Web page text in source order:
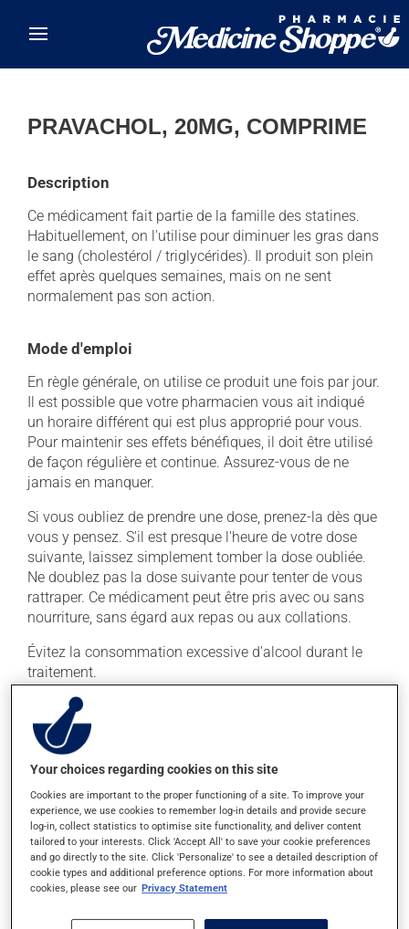
PRAVACHOL, 20MG, COMPRIME
Description
Ce médicament fait partie de la famille des statines.
Habituellement, on l'utilise pour diminuer les gras dans
le sang (cholestérol / triglycérides). Il produit son plein
effet après quelques semaines, mais on ne sent
normalement pas son action.
Mode d'emploi
En règle générale, on utilise ce produit une fois par jour.
Il est possible que votre pharmacien vous ait indiqué
un horaire différent qui est plus approprié pour vous.
Pour maintenir ses effets bénéfiques, il doit être utilisé
de façon régulière et continue. Assurez-vous de ne
jamais en manquer.
Si vous oubliez de prendre une dose, prenez-la dès que
vous y pensez. S'il est presque l'heure de votre dose
suivante, laissez simplement tomber la dose oubliée.
Ne doublez pas la dose suivante pour tenter de vous
rattraper. Ce médicament peut être pris avec ou sans
nourriture, sans égard aux repas ou aux collations.
Évitez la consommation excessive d'alcool durant le
traitement.
Effets indésirables
En plus de ses effets recherchés, ce produit peut à
l'occasion entraîner certains effets indésirables (effets
secondaires), notamment :
il peut causer des maux de tête;
il peut causer de la diarrhée;
il peut causer des nausées ou, rarement, des
Your choices regarding cookies on this site
Cookies are important to the proper functioning of a site. To improve your
experience, we use cookies to remember log-in details and provide secure
log-in, collect statistics to optimise site functionality, and deliver content
tailored to your interests. Click 'Accept All' to save your cookie preferences
and go directly to the site. Click 'Personalize' to see a detailed description of
cookie types and additional preference options. For more information about
cookies, please see our Privacy Statement